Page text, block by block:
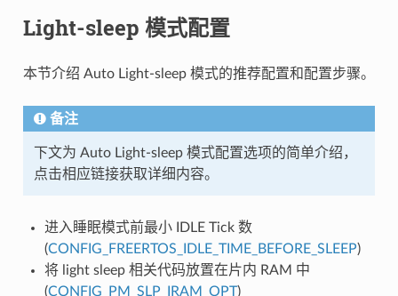
Light-sleep 模式配置
本节介绍 Auto Light-sleep 模式的推荐配置和配置步骤。
备注
下文为 Auto Light-sleep 模式配置选项的简单介绍，
点击相应链接获取详细内容。
进入睡眠模式前最小 IDLE Tick 数
(CONFIG_FREERTOS_IDLE_TIME_BEFORE_SLEEP)
将 light sleep 相关代码放置在片内 RAM 中
(CONFIG_PM_SLP_IRAM_OPT)